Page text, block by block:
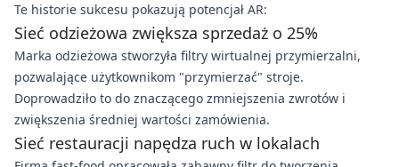
Te historie sukcesu pokazują potencjał AR:
Sieć odzieżowa zwiększa sprzedaż o 25%
Marka odzieżowa stworzyła filtry wirtualnej przymierzalni,
pozwalające użytkownikom "przymierzać" stroje.
Doprowadziło to do znaczącego zmniejszenia zwrotów i
zwiększenia średniej wartości zamówienia.
Sieć restauracji napędza ruch w lokalach